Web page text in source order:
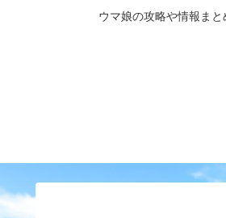
ウマ娘の攻略や情報ま